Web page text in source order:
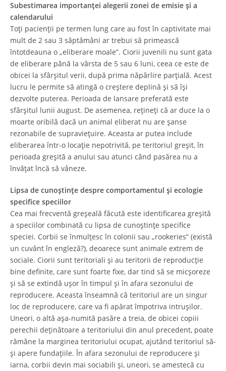
Subestimarea importanței alegerii zonei de emisie și a
calendarului
Toți pacienții pe termen lung care au fost în captivitate mai
mult de 2 sau 3 săptămâni ar trebui să primească
întotdeauna o „eliberare moale”. Ciorii juvenili nu sunt gata
de eliberare până la vârsta de 5 sau 6 luni, ceea ce este de
obicei la sfârșitul verii, după prima năpârlire parțială. Acest
lucru le permite să atingă o creștere deplină și să își
dezvolte puterea. Perioada de lansare preferată este
sfârșitul lunii august. De asemenea, rețineți că ar duce la o
moarte oribilă dacă un animal eliberat nu are șanse
rezonabile de supraviețuire. Aceasta ar putea include
eliberarea într-o locație nepotrivită, pe teritoriul greșit, în
perioada greșită a anului sau atunci când pasărea nu a
învățat încă să vâneze.
Lipsa de cunoștințe despre comportamentul și ecologie
specifice speciilor
Cea mai frecventă greșeală făcută este identificarea greșită
a speciilor combinată cu lipsa de cunoștințe specifice
speciei. Corbii se înmulțesc în colonii sau „rookeries” (există
un cuvânt în engleză?), deoarece sunt animale extrem de
sociale. Ciorii sunt teritoriali și au teritorii de reproducție
bine definite, care sunt foarte fixe, dar tind să se micșoreze
și să se extindă ușor în timpul și în afara sezonului de
reproducere. Aceasta înseamnă că teritoriul are un singur
loc de reproducere, care va fi apărat împotriva intrușilor.
Uneori, o altă așa-numită pasăre a treia, de obicei copiii
perechii deținătoare a teritoriului din anul precedent, poate
rămâne la marginea teritoriului ocupat, ajutând teritoriul să-
și apere fundațiile. În afara sezonului de reproducere și
iarna, corbii devin mai sociabili și, uneori, se amestecă cu